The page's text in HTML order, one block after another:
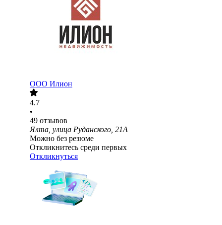
ООО Илион
4.7
•
49 отзывов
Ялта, улица Руданского, 21А
Можно без резюме
Откликнитесь среди первых
Откликнуться